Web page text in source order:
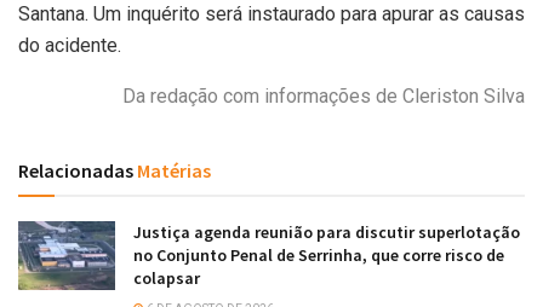
Santana. Um inquérito será instaurado para apurar as causas
do acidente.
Da redação com informações de Cleriston Silva
Relacionadas Matérias
Justiça agenda reunião para discutir superlotação
no Conjunto Penal de Serrinha, que corre risco de
colapsar